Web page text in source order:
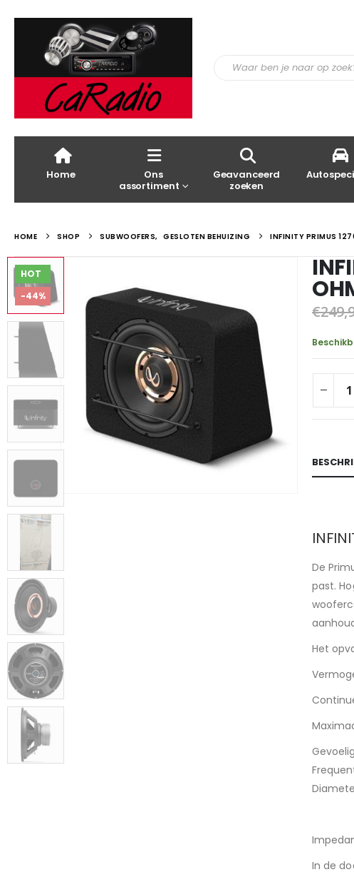
Home
Ons
assortiment
Geavanceerd
zoeken
HOME SHOP SUBWOOFERS, GESLOTEN BEHUIZING INFINITY PRIMUS
HOT
-44%
€
De
past.
Het
In de